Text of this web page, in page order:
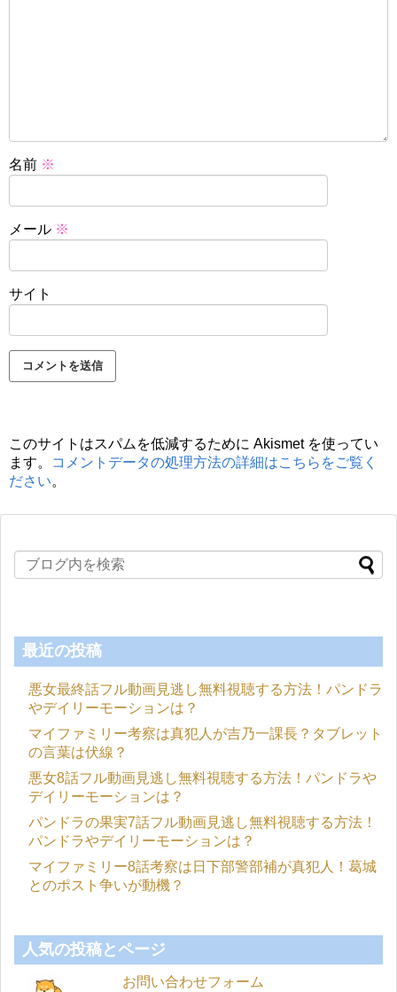
名前 ※
メール ※
サイト
このサイトはスパムを低減するために Akismet を使ってい
ます。
コメントデータの処理方法の詳細はこちらをご覧く
ださい。
最近の投稿
悪女最終話フル動画見逃し無料視聴する方法！パンドラ
やデイリーモーションは？
マイファミリー考察は真犯人が吉乃一課長？タブレット
の言葉は伏線？
悪女8話フル動画見逃し無料視聴する方法！パンドラや
デイリーモーションは？
パンドラの果実7話フル動画見逃し無料視聴する方法！
パンドラやデイリーモーションは？
マイファミリー8話考察は日下部警部補が真犯人！葛城
とのポスト争いが動機？
人気の投稿とページ
お問い合わせフォーム